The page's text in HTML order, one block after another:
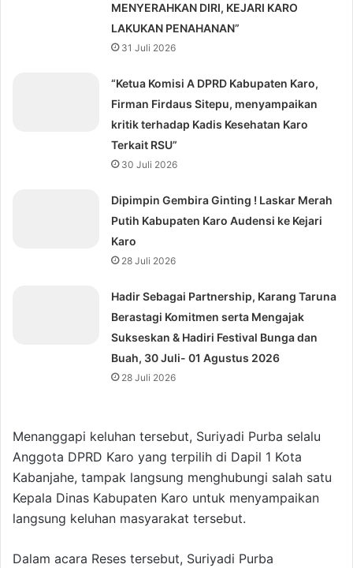
MENYERAHKAN DIRI, KEJARI KARO
LAKUKAN PENAHANAN”
31 Juli 2026
“Ketua Komisi A DPRD Kabupaten Karo,
Firman Firdaus Sitepu, menyampaikan
kritik terhadap Kadis Kesehatan Karo
Terkait RSU”
30 Juli 2026
Dipimpin Gembira Ginting ! Laskar Merah
Putih Kabupaten Karo Audensi ke Kejari
Karo
28 Juli 2026
Hadir Sebagai Partnership, Karang Taruna
Berastagi Komitmen serta Mengajak
Sukseskan & Hadiri Festival Bunga dan
Buah, 30 Juli- 01 Agustus 2026
28 Juli 2026
Menanggapi keluhan tersebut, Suriyadi Purba selalu
Anggota DPRD Karo yang terpilih di Dapil 1 Kota
Kabanjahe, tampak langsung menghubungi salah satu
Kepala Dinas Kabupaten Karo untuk menyampaikan
langsung keluhan masyarakat tersebut.
Dalam acara Reses tersebut, Suriyadi Purba